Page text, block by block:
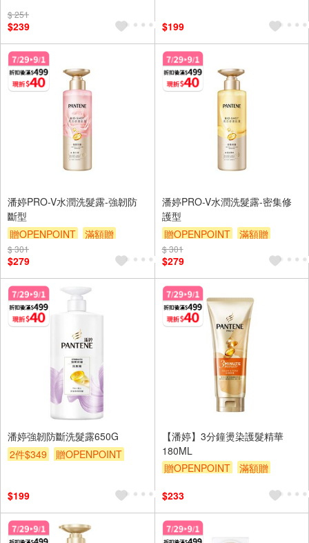
$ 251
$239
$199
潘婷PRO-V水潤洗髮露-強韌防
斷型
贈OPENPOINT
滿額贈
滿額折
$ 301
$279
潘婷PRO-V水潤洗髮露-密集修
護型
贈OPENPOINT
滿額贈
滿額折
$ 301
$279
潘婷強韌防斷洗髮露650G
2件$349
贈OPENPOINT
$199
【潘婷】3分鐘燙染護髮精華
180ML
贈OPENPOINT
滿額贈
$233